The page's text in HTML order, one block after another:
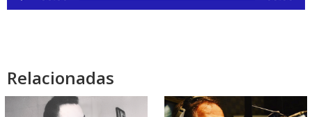
de
Relacionadas